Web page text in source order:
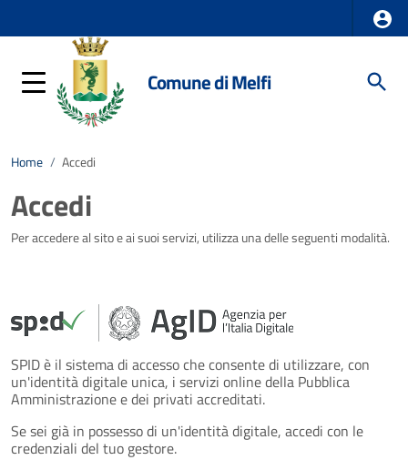
Comune di Melfi
Home / Accedi
Accedi
Per accedere al sito e ai suoi servizi, utilizza una delle seguenti modalità.
SPID è il sistema di accesso che consente di utilizzare, con
un'identità digitale unica, i servizi online della Pubblica
Amministrazione e dei privati accreditati.
Se sei già in possesso di un'identità digitale, accedi con le
credenziali del tuo gestore.